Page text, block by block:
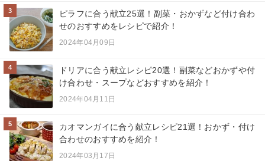
3
ピラフに合う献立25選！副菜・おかずなど付け合わ
せのおすすめをレシピで紹介！
2024年04月09日
4
ドリアに合う献立レシピ20選！副菜などおかずや付
け合わせ・スープなどおすすめを紹介！
2024年04月11日
5
カオマンガイに合う献立レシピ21選！おかず・付け
合わせのおすすめを紹介！
2024年03月17日